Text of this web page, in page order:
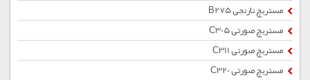
مستربچ نارنجی B275
مستربچ صورتی C305
مستربچ صورتی C311
مستربچ صورتی C320